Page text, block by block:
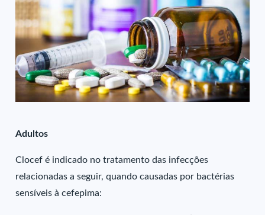
Adultos
Clocef é indicado no tratamento das infecções
relacionadas a seguir, quando causadas por bactérias
sensíveis à cefepima: